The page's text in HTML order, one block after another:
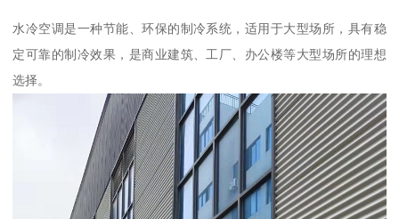
水冷空调是一种节能、环保的制冷系统，适用于大型场所，具有稳
定可靠的制冷效果，是商业建筑、工厂、办公楼等大型场所的理想
选择。